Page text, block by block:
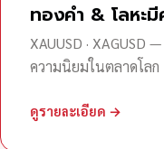
ทองคำ & โลหะมี
XAUUSD ·
ความนิยมในตลาดโลก
ดูรายละเอียด →